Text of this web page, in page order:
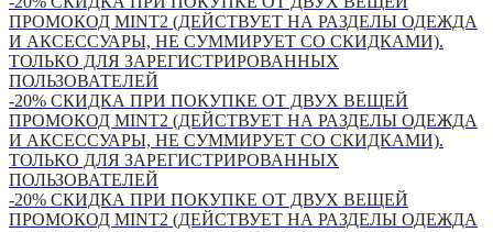
ПРОМОКОД MINT2 (ДЕЙСТВУЕТ НА РАЗДЕЛЫ ОДЕЖДА
И АКСЕССУАРЫ, НЕ СУММИРУЕТ СО СКИДКАМИ).
ТОЛЬКО ДЛЯ ЗАРЕГИСТРИРОВАННЫХ
ПОЛЬЗОВАТЕЛЕЙ
-20% СКИДКА ПРИ ПОКУПКЕ ОТ ДВУХ ВЕЩЕЙ
ПРОМОКОД MINT2 (ДЕЙСТВУЕТ НА РАЗДЕЛЫ ОДЕЖДА
И АКСЕССУАРЫ, НЕ СУММИРУЕТ СО СКИДКАМИ).
ТОЛЬКО ДЛЯ ЗАРЕГИСТРИРОВАННЫХ
ПОЛЬЗОВАТЕЛЕЙ
-20% СКИДКА ПРИ ПОКУПКЕ ОТ ДВУХ ВЕЩЕЙ
ПРОМОКОД MINT2 (ДЕЙСТВУЕТ НА РАЗДЕЛЫ ОДЕЖДА